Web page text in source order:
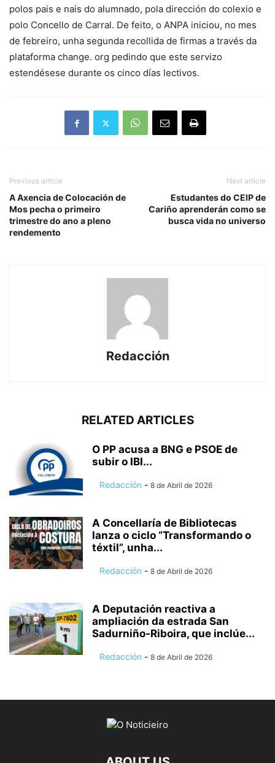
polos pais e nais do alumnado, pola dirección do colexio e
polo Concello de Carral. De feito, o ANPA iniciou, no mes
de febreiro, unha segunda recollida de firmas a través da
plataforma change. org pedindo que este servizo
estendésese durante os cinco días lectivos.
Previous article
A Axencia de Colocación de
Mos pecha o primeiro
trimestre do ano a pleno
rendemento
Next article
Estudantes do CEIP de
Cariño aprenderán como se
busca vida no universo
Redacción
RELATED ARTICLES
O PP acusa a BNG e PSOE de
subir o IBI...
Redacción - 8 de Abril de 2026
A Concellaría de Bibliotecas
lanza o ciclo “Transformando o
téxtil”, unha...
Redacción - 8 de Abril de 2026
A Deputación reactiva a
ampliación da estrada San
Sadurniño-Riboira, que inclúe...
Redacción - 8 de Abril de 2026